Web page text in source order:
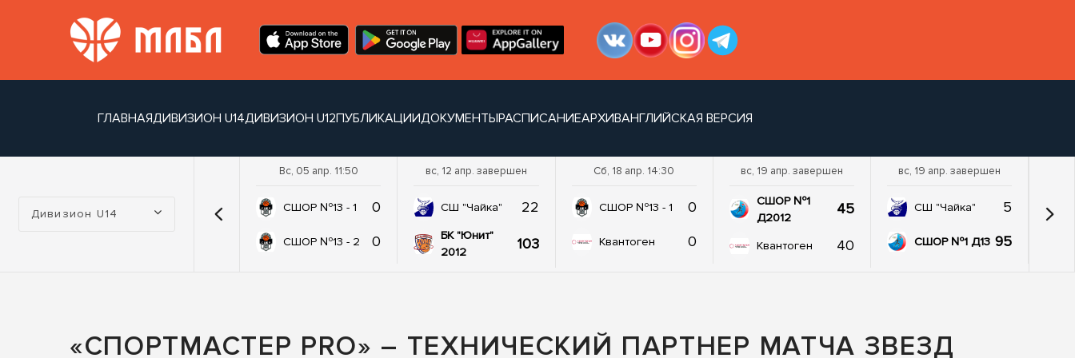
ГЛАВНАЯДИВИЗИОН U14ДИВИЗИОН U12ПУБЛИКАЦИИДОКУМЕНТЫРАСПИСАНИЕАРХИВАНГЛИЙСКАЯ ВЕРСИЯ
Турнир:
Дивизион U14
Вс, 05 апр. 11:50
СШОР №13 - 1 0
СШОР №13 - 2 0
вс, 12 апр. завершен
СШ "Чайка" 22
БК "Юнит"
2012
103
Сб, 18 апр. 14:30
СШОР №13 - 1 0
Квантоген 0
вс, 19 апр. завершен
СШОР №1
Д2012
45
Квантоген 40
вс, 19 апр. завершен
СШ "Чайка" 5
СШОР №1 Д13 95
«СПОРТМАСТЕР PRO» – ТЕХНИЧЕСКИЙ ПАРТНЕР МАТЧА ЗВЕЗД